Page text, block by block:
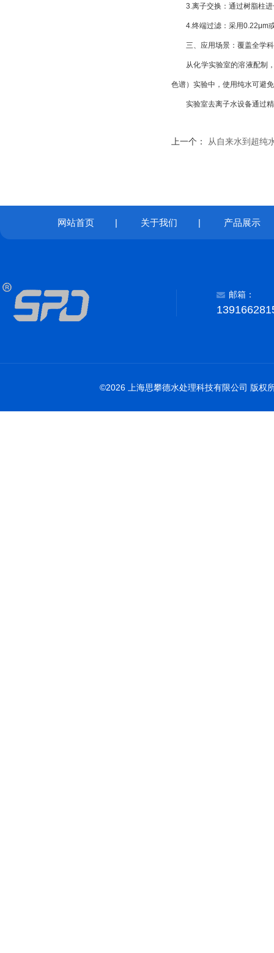
3.离子交换：通过树脂柱进
4.终端过滤：采用0.22μm或
三、应用场景：覆盖全学科
从化学实验室的溶液配制，
色谱）实验中，使用纯水可避
实验室去离子水设备通过精
上一个： 从自来水到超纯
网站首页 | 关于我们 | 产品展示
邮箱：
©2026 上海思攀德水处理科技有限公司 版权